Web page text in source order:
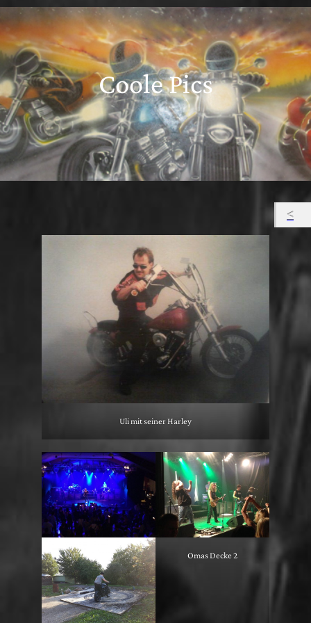
Coole Pics
Uli mit seiner Harley
Omas Decke 2